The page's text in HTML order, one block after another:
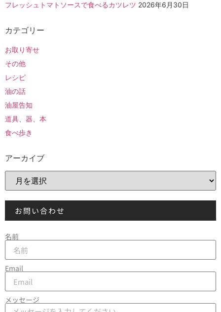
フレッシュトマトソースで食べるカツレツ 2026年6月30日
カテゴリー
お取り寄せ
その他
レシピ
油の話
油屋告知
道具、器、本
食べ歩き
アーカイブ
お問い合わせ
名前
Email
メッセージ